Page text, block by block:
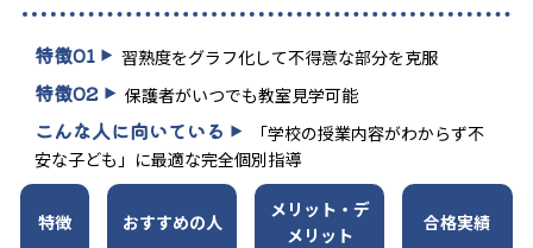
特徴01 習熟度をグラフ化して不得意な部分を克服
特徴02 保護者がいつでも教室見学可能
こんな人に向いている
「学校の授業内容がわからず不
安な子ども」に最適な完全個別指導
特徴 おすすめの人
メリット・デ
メリット
合格実績